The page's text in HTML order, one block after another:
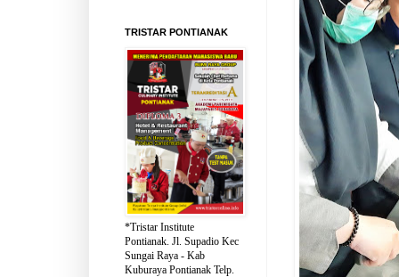
TRISTAR PONTIANAK
*Tristar Institute
Pontianak. Jl. Supadio Kec
Sungai Raya - Kab
Kuburaya Pontianak Telp.